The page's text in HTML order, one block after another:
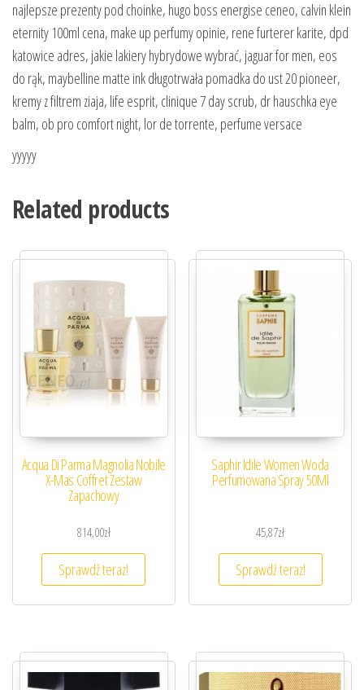
najlepsze prezenty pod choinke, hugo boss energise ceneo, calvin klein
eternity 100ml cena, make up perfumy opinie, rene furterer karite, dpd
katowice adres, jakie lakiery hybrydowe wybrać, jaguar for men, eos
do rąk, maybelline matte ink długotrwała pomadka do ust 20 pioneer,
kremy z filtrem ziaja, life esprit, clinique 7 day scrub, dr hauschka eye
balm, ob pro comfort night, lor de torrente, perfume versace
yyyyy
Related products
Acqua Di Parma Magnolia Nobile
X-Mas Coffret Zestaw
Zapachowy
814,00zł
Sprawdź teraz!
Saphir Idile Women Woda
Perfumowana Spray 50Ml
45,87zł
Sprawdź teraz!